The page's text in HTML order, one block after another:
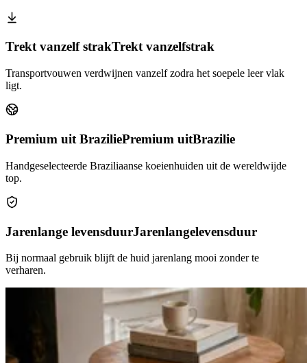
Trekt vanzelf strakTrekt vanzelfstrak
Transportvouwen verdwijnen vanzelf zodra het soepele leer vlak
ligt.
Premium uit BraziliePremium uitBrazilie
Handgeselecteerde Braziliaanse koeienhuiden uit de wereldwijde
top.
Jarenlange levensduurJarenlangelevensduur
Bij normaal gebruik blijft de huid jarenlang mooi zonder te
verharen.